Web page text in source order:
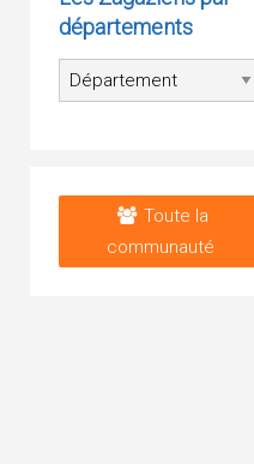
départements
Toute la
communauté